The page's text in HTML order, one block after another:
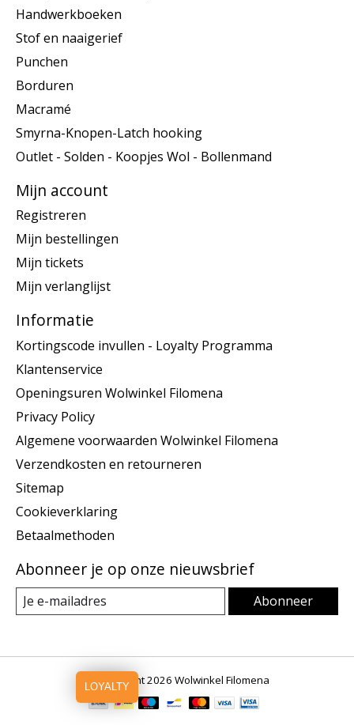
Handwerkboeken
Stof en naaigerief
Punchen
Borduren
Macramé
Smyrna-Knopen-Latch hooking
Outlet - Solden - Koopjes Wol - Bollenmand
Mijn account
Registreren
Mijn bestellingen
Mijn tickets
Mijn verlanglijst
Informatie
Kortingscode invullen - Loyalty Programma
Klantenservice
Openingsuren Wolwinkel Filomena
Privacy Policy
Algemene voorwaarden Wolwinkel Filomena
Verzendkosten en retourneren
Sitemap
Cookieverklaring
Betaalmethoden
Abonneer je op onze nieuwsbrief
Abonneer
© Copyright 2026 Wolwinkel Filomena
LOYALTY